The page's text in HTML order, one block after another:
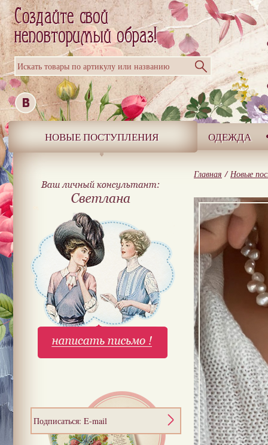
Искать товары по артикулу или названию
НОВЫЕ ПОСТУПЛЕНИЯ ОДЕЖДА
Подписаться: E-mail
Главная / Новые